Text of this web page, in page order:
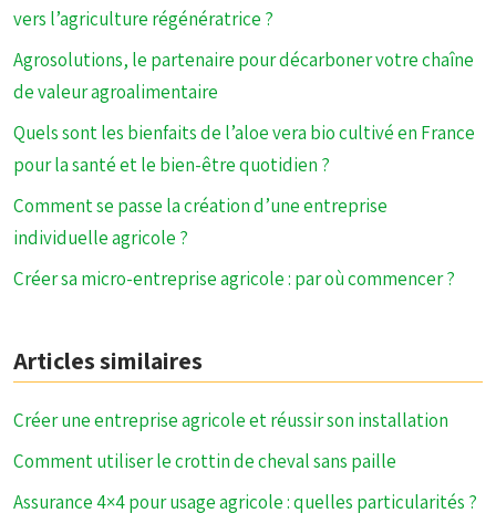
vers l’agriculture régénératrice ?
Agrosolutions, le partenaire pour décarboner votre chaîne
de valeur agroalimentaire
Quels sont les bienfaits de l’aloe vera bio cultivé en France
pour la santé et le bien-être quotidien ?
Comment se passe la création d’une entreprise
individuelle agricole ?
Créer sa micro-entreprise agricole : par où commencer ?
Articles similaires
Créer une entreprise agricole et réussir son installation
Comment utiliser le crottin de cheval sans paille
Assurance 4×4 pour usage agricole : quelles particularités ?